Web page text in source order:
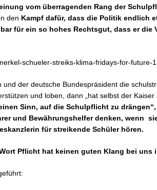
vom überragenden Rang der
den Kampf dafür, dass die Politik endlich
für ein so hohes Rechtsgut, dass er die
schueler-streiks-klima-fridays-for-future-
der deutsche Bundespräsident die
und loben, dann „hat selbst der Kaiser
Sinn, auf die Schulpflicht zu
und Bewährungshelfer denken, wenn
für streikende Schüler hören.
Pflicht hat keinen guten Klang bei uns